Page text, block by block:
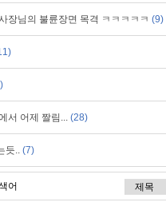
장님의 불륜장면 목격 ㅋㅋㅋㅋㅋ (9)
서 어제 짤림... (28)
듯.. (7)